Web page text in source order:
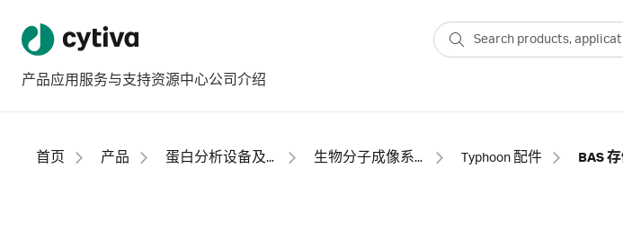
产品应用 服务与支持资源中心公司介绍
首页 产品 蛋白分析设备及用品 生物分子成像系统 Typhoon 配件 BAS